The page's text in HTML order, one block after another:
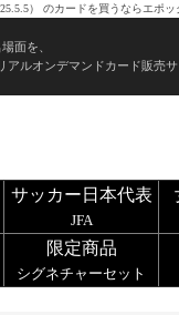
） のカードを買うならエポッ
面を、
ルオンデマンドカード販売サ
サッカー日本代表
JFA
限定商品
シグネチャーセット